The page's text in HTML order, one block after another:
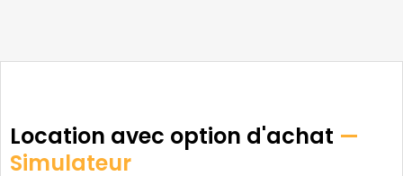
Location avec option d'achat —
Simulateur